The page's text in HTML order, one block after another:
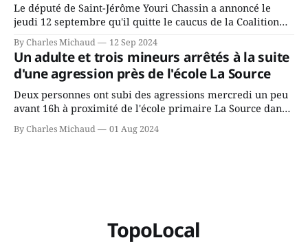
Le député de Saint-Jérôme Youri Chassin a annoncé le
jeudi 12 septembre qu'il quitte le caucus de la Coalition
Avenir Québec de François Legault parce qu'il est déçu du
gouvernement de la CAQ, surtout de son incapacité, qu'il
juge chronique, à offrir des
By Charles Michaud 12 Sep 2024
Un adulte et trois mineurs arrêtés à la suite
d'une agression près de l'école La Source
Deux personnes ont subi des agressions mercredi un peu
avant 16h à proximité de l'école primaire La Source dans
le secteur Bellefeuille de Saint-Jérôme. L'une de deux
victimes aurait été écrasée sous un véhicule et aspergée
By Charles Michaud 01 Aug 2024
TopoLocal